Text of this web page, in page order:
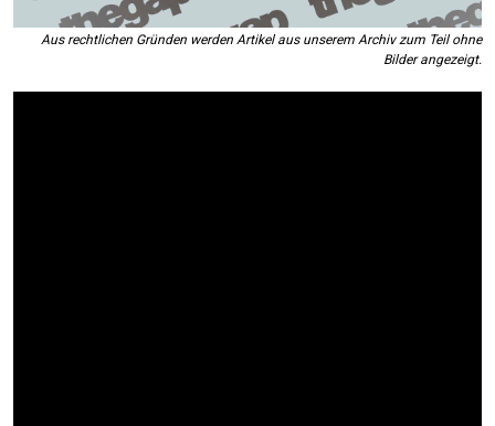
Aus rechtlichen Gründen werden Artikel aus unserem Archiv zum Teil ohne
Bilder angezeigt.